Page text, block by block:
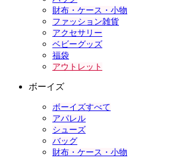
財布・ケース・小物
ファッション雑貨
アクセサリー
ベビーグッズ
福袋
アウトレット
ボーイズ
ボーイズすべて
アパレル
シューズ
バッグ
財布・ケース・小物